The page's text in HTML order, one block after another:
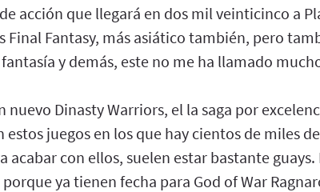
acción que llegará en dos mil veinticinco a
Final Fantasy, más asiático también, pero
y demás, este no me ha llamado
Dinasty Warriors, el la saga por
estos juegos en los que hay cientos de miles
acabar con ellos, suelen estar bastante guays.
ya tienen fecha para God of War